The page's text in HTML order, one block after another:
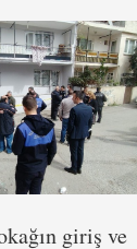
giriş ve